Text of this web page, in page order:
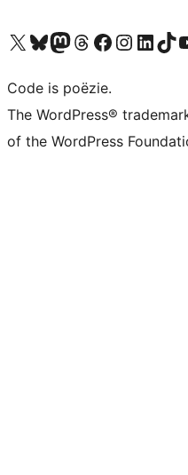
Bezoek ons X (voorheen Twitter) account
Bezoek ons Bluesky account
Bezoek ons Mastodon account
Bezoek ons Threads account
Onze Facebook pagina bezoeken
Bezoek ons Instagram
Bezoek ons
Bezoek
Code is poëzie.
The WordPress®
of the WordPress